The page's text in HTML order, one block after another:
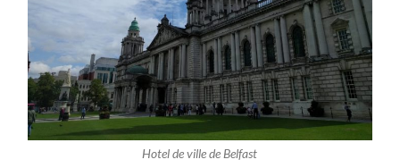
Hotel de ville de Belfast